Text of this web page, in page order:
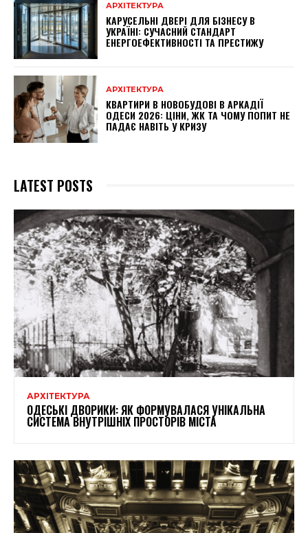
АРХІТЕКТУРА
КАРУСЕЛЬНІ ДВЕРІ ДЛЯ БІЗНЕСУ В
УКРАЇНІ: СУЧАСНИЙ СТАНДАРТ
ЕНЕРГОЕФЕКТИВНОСТІ ТА ПРЕСТИЖУ
АРХІТЕКТУРА
КВАРТИРИ В НОВОБУДОВІ В АРКАДІЇ
ОДЕСИ 2026: ЦІНИ, ЖК ТА ЧОМУ ПОПИТ НЕ
ПАДАЄ НАВІТЬ У КРИЗУ
LATEST POSTS
АРХІТЕКТУРА
ОДЕСЬКІ ДВОРИКИ: ЯК ФОРМУВАЛАСЯ УНІКАЛЬНА
СИСТЕМА ВНУТРІШНІХ ПРОСТОРІВ МІСТА